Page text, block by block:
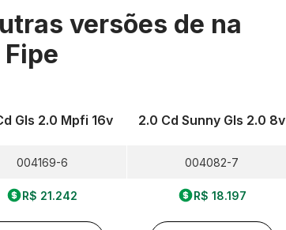
versões de na
Gls 2.0 Mpfi 16v
004169-6
R$ 21.242
2.0 Cd Sunny Gls 2.0 8v
004082-7
R$ 18.197